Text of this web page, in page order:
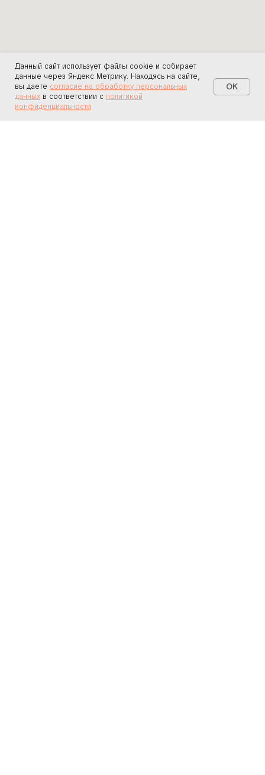
Данный сайт использует файлы cookie и собирает
данные через Яндекс Метрику. Находясь на сайте,
вы даете согласие на обработку персональных
данных в соответствии с политикой
конфиденциальности
OK